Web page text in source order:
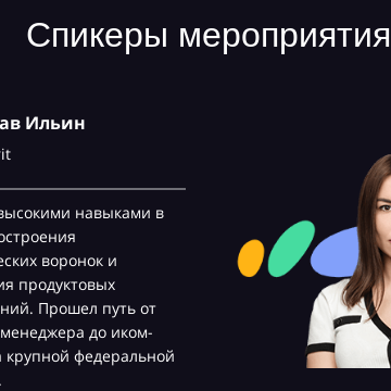
Спикеры мероприятия
Ильин
навыками в
воронок и
продуктовых
Прошел путь от
до иком-
крупной федеральной